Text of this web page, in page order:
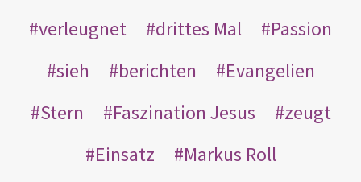
verleugnet
drittes Mal
Passion
sieh
berichten
Evangelien
Stern
Faszination Jesus
zeugt
Einsatz
Markus Roll